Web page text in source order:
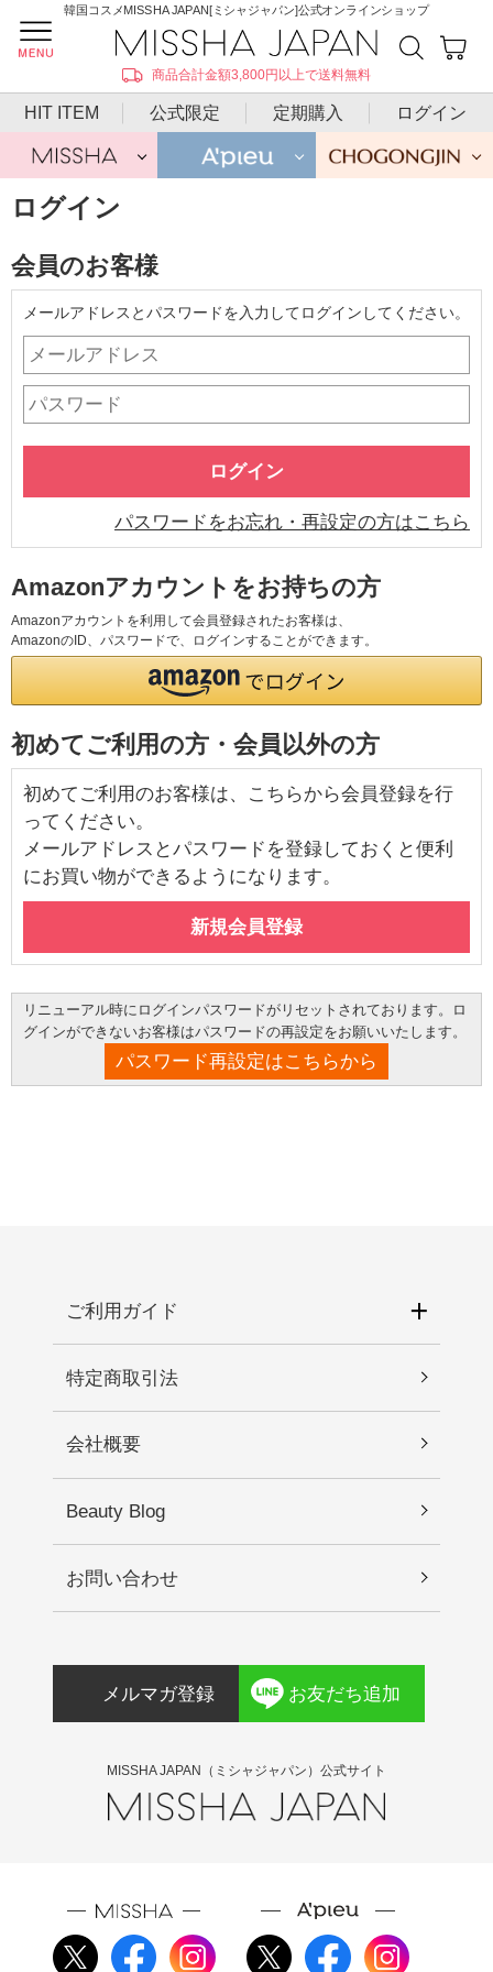
韓国コスメMISSHA JAPAN[ミシャジャパン]公式オンラインショップ
商品合計金額3,800円以上で送料無料
HIT ITEM 公式限定 定期購入 ログイン
ログイン
会員のお客様
メールアドレスとパスワードを入力してログインしてください。
パスワードをお忘れ・再設定の方はこちら
Amazonアカウントをお持ちの方
Amazonアカウントを利用して会員登録されたお客様は、
AmazonのID、パスワードで、ログインすることができます。
初めてご利用の方・会員以外の方
初めてご利用のお客様は、こちらから会員登録を行
ってください。
メールアドレスとパスワードを登録しておくと便利
にお買い物ができるようになります。
リニューアル時にログインパスワードがリセットされております。ロ
グインができないお客様はパスワードの再設定をお願いいたします。
パスワード再設定はこちらから
ご利用ガイド
特定商取引法
会社概要
Beauty Blog
お問い合わせ
メルマガ登録 お友だち追加
MISSHA JAPAN（ミシャジャパン）公式サイト